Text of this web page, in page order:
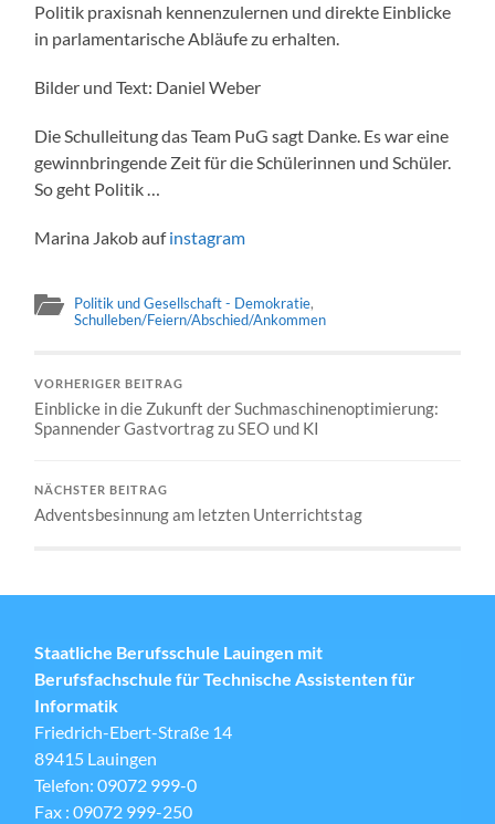
Politik praxisnah kennenzulernen und direkte Einblicke
in parlamentarische Abläufe zu erhalten.
Bilder und Text: Daniel Weber
Die Schulleitung das Team PuG sagt Danke. Es war eine
gewinnbringende Zeit für die Schülerinnen und Schüler.
So geht Politik …
Marina Jakob aufinstagram
Politik und Gesellschaft - Demokratie,
Schulleben/Feiern/Abschied/Ankommen
VORHERIGER BEITRAG
Einblicke in die Zukunft der Suchmaschinenoptimierung:
Spannender Gastvortrag zu SEO und KI
NÄCHSTER BEITRAG
Adventsbesinnung am letzten Unterrichtstag
Staatliche Berufsschule Lauingen mit
Berufsfachschule für Technische Assistenten für
Informatik
Friedrich-Ebert-Straße 14
89415 Lauingen
Telefon: 09072 999-0
Fax : 09072 999-250